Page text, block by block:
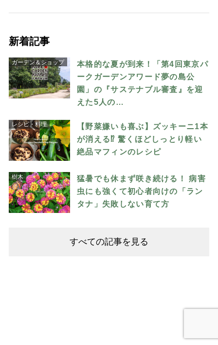
新着記事
ガーデン＆ショップ
本格的な夏が到来！「第4回東京パ
ークガーデンアワード夢の島公
園」の『サステナブル審査』を迎
えた5人の…
レシピ・料理
【野菜嫌いも喜ぶ】ズッキーニ1本
が消える⁉︎ 驚くほどしっとり軽い
絶品マフィンのレシピ
樹木
猛暑でも休まず咲き続ける！ 病害
虫にも強くて初心者向けの「ラン
タナ」失敗しない育て方
すべての記事を見る